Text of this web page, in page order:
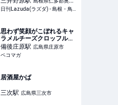
と – 日刊Lazuda
雲町
日刊Lazuda(ラズダ) - 島根・鳥取を知る、見る、食べる、遊ぶ、暮らすWebマガジン
思わず笑顔がこぼれるキャ
ラメルチーズクロッフルに
出会ったよ…♡
備後庄原駅 広島県庄原市
ペコマガ
居酒屋かば
三次駅 広島県三次市